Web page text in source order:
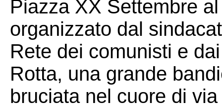
Piazza XX Settembre
organizzato dal
Rete dei comunisti e
Rotta, una grande
bruciata nel cuore di